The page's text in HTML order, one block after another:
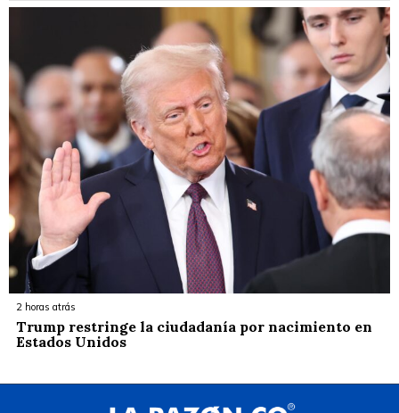
2 horas atrás
Trump restringe la ciudadanía por nacimiento en
Estados Unidos